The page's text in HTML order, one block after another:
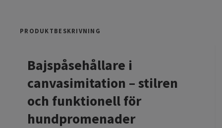
PRODUKTBESKRIVNING
Bajspåsehållare i
canvasimitation – stilren
och funktionell för
hundpromenader